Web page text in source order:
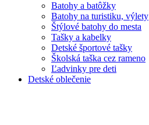
Batohy a batôžky
Batohy na turistiku, výlety
Štýlové batohy do mesta
Tašky a kabelky
Detské športové tašky
Školská taška cez rameno
Ľadvinky pre deti
Detské oblečenie